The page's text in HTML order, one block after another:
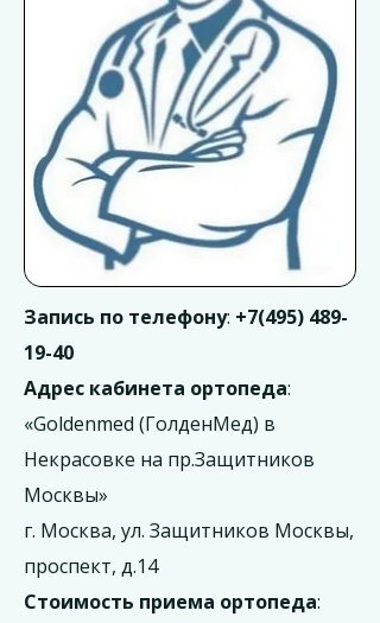
Запись по телефону: +7(495) 489-
19-40
Адрес кабинета ортопеда:
«Goldenmed (ГолденМед) в
Некрасовке на пр.Защитников
Москвы»
г. Москва, ул. Защитников Москвы,
проспект, д.14
Стоимость приема ортопеда: